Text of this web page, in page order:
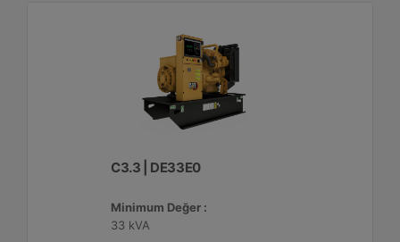
C3.3 | DE33E0
Minimum Değer :
33 kVA